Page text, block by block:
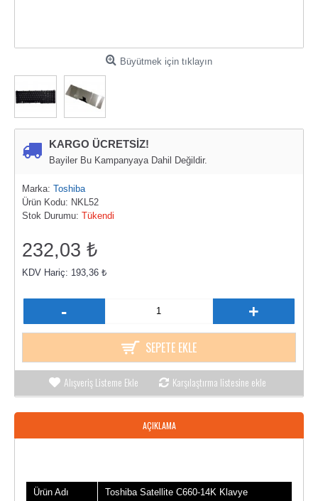
Büyütmek için tıklayın
KARGO ÜCRETSİZ!
Bayiler Bu Kampanyaya Dahil Değildir.
Marka: Toshiba
Ürün Kodu: NKL52
Stok Durumu: Tükendi
232,03 ₺
KDV Hariç: 193,36 ₺
- +
SEPETE EKLE
Alışveriş Listeme Ekle Karşılaştırma listesine ekle
AÇIKLAMA
Ürün Adı Toshiba Satellite C660-14K Klavye